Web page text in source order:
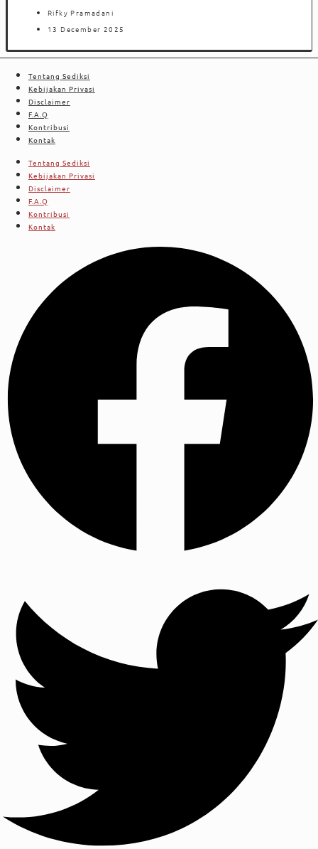
Rifky Pramadani
13 December 2025
Tentang Sediksi
Kebijakan Privasi
Disclaimer
F.A.Q
Kontribusi
Kontak
Tentang Sediksi
Kebijakan Privasi
Disclaimer
F.A.Q
Kontribusi
Kontak